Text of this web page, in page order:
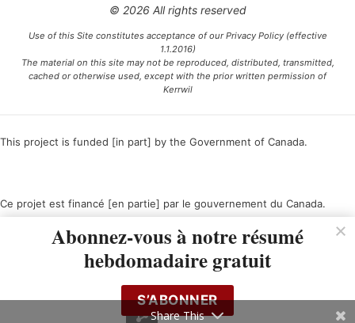
© 2026 All rights reserved
Use of this Site constitutes acceptance of our Privacy Policy (effective
1.1.2016)
The material on this site may not be reproduced, distributed, transmitted,
cached or otherwise used, except with the prior written permission of
Kerrwil
This project is funded [in part] by the Government of Canada.
Ce projet est financé [en partie] par le gouvernement du Canada.
Abonnez-vous à notre résumé
hebdomadaire gratuit
S’ABONNER
Share This